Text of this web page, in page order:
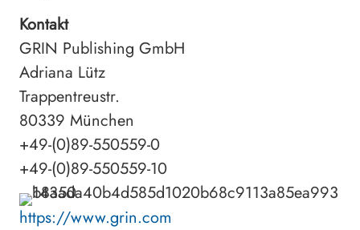
Kontakt
GRIN Publishing GmbH
Adriana Lütz
Trappentreustr.
80339 München
+49-(0)89-550559-0
+49-(0)89-550559-10
https://www.grin.com